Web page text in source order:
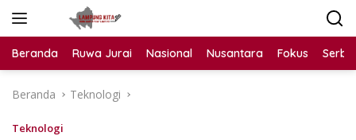
Beranda Ruwa Jurai Nasional Nusantara Fokus
Beranda Teknologi
Teknologi